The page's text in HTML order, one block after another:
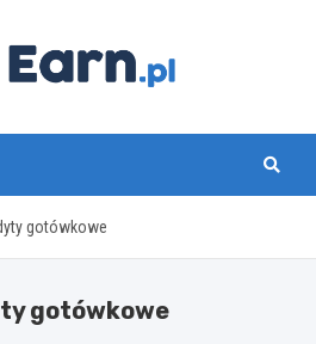
gotówkowe
gotówkowe